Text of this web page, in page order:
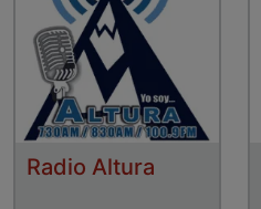
Radio Altura